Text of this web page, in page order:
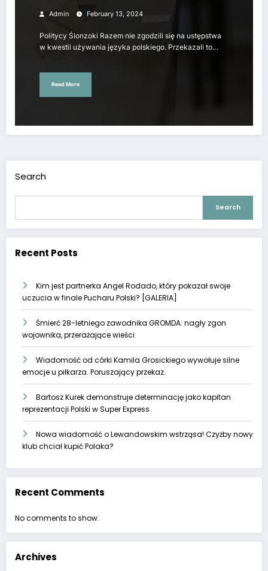
Express
Admin February 13, 2024
Politycy Ślonzoki Razem nie zgodzili się na ustępstwa
w kwestii używania języka polskiego. Przekazali to…
Read More
Search
Search
Recent Posts
Kim jest partnerka Angel Rodado, który pokazał swoje
uczucia w finale Pucharu Polski? [GALERIA]
Śmierć 28-letniego zawodnika GROMDA: nagły zgon
wojownika, przerażające wieści
Wiadomość od córki Kamila Grosickiego wywołuje silne
emocje u piłkarza. Poruszający przekaz.
Bartosz Kurek demonstruje determinację jako kapitan
reprezentacji Polski w Super Express.
Nowa wiadomość o Lewandowskim wstrząsa! Czyżby nowy
klub chciał kupić Polaka?
Recent Comments
No comments to show.
Archives